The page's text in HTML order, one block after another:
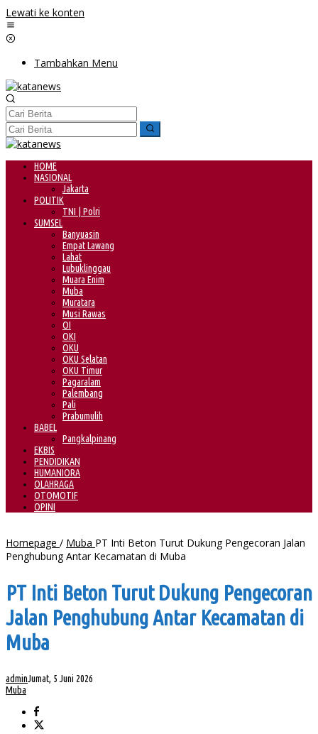
Lewati ke konten
Tambahkan Menu
HOME
NASIONAL
Jakarta
POLITIK
TNI | Polri
SUMSEL
Banyuasin
Empat Lawang
Lahat
Lubuklinggau
Muara Enim
Muba
Muratara
Musi Rawas
OI
OKI
OKU
OKU Selatan
OKU Timur
Pagaralam
Palembang
Pali
Prabumulih
BABEL
Pangkalpinang
EKBIS
PENDIDIKAN
HUMANIORA
OLAHRAGA
OTOMOTIF
OPINI
Homepage / Muba PT Inti Beton Turut Dukung Pengecoran Jalan
Penghubung Antar Kecamatan di Muba
PT Inti Beton Turut Dukung Pengecoran
Jalan Penghubung Antar Kecamatan di
Muba
adminJumat, 5 Juni 2026
Muba